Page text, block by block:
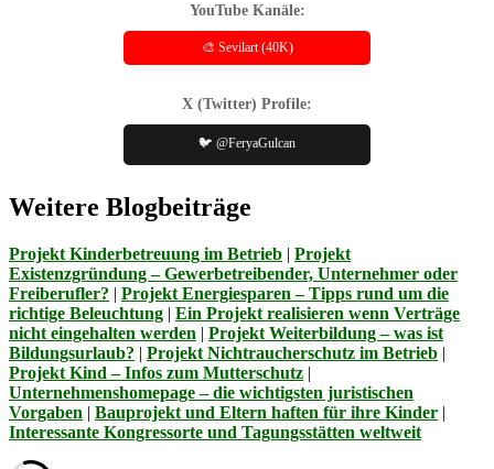
YouTube Kanäle:
🎨 Sevilart (40K)
X (Twitter) Profile:
🐦 @FeryaGulcan
Weitere Blogbeiträge
Projekt Kinderbetreuung im Betrieb | Projekt
Existenzgründung – Gewerbetreibender, Unternehmer oder
Freiberufler? | Projekt Energiesparen – Tipps rund um die
richtige Beleuchtung | Ein Projekt realisieren wenn Verträge
nicht eingehalten werden | Projekt Weiterbildung – was ist
Bildungsurlaub? | Projekt Nichtraucherschutz im Betrieb |
Projekt Kind – Infos zum Mutterschutz |
Unternehmenshomepage – die wichtigsten juristischen
Vorgaben | Bauprojekt und Eltern haften für ihre Kinder |
Interessante Kongressorte und Tagungsstätten weltweit